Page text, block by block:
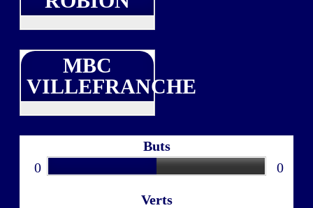
MBC
VILLEFRANCHE
Buts
0
0
Verts